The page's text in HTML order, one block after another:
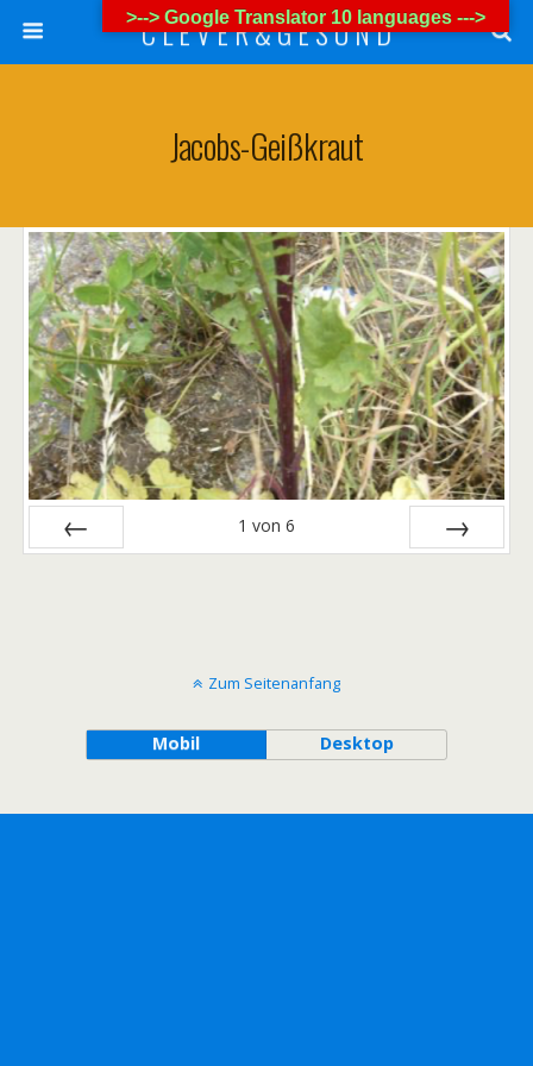
C L E V E R & G E S U N D
Jacobs-Geißkraut
1 von 6
Zum Seitenanfang
Mobil Desktop
>--> Google Translator 10 languages --->